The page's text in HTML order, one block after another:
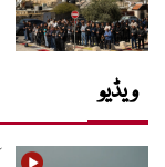
ویڈیو